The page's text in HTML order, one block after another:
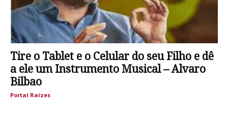
Tire o Tablet e o Celular do seu Filho e dê
a ele um Instrumento Musical – Alvaro
Bilbao
Portal Raízes